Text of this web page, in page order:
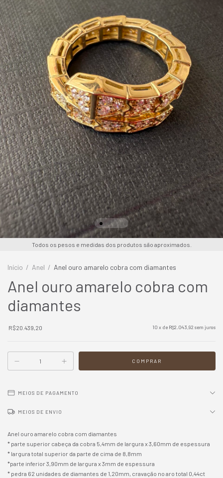
Todos os pesos e medidas dos produtos são aproximados.
Início / Anel / Anel ouro amarelo cobra com diamantes
Anel ouro amarelo cobra com
diamantes
R$20.439,20 10 x de R$2.043,92sem juros
MEIOS DE PAGAMENTO
MEIOS DE ENVIO
Anel ouro amarelo cobra com diamantes
* parte superior cabeça da cobra 5,4mm de largura x 3,60mm de espessura
* largura total superior da parte de cima de 8,8mm
*parte inferior 3,90mm de largura x 3mm de espessura
* pedra 62 unidades de diamantes de 1,20mm, cravação no aro total 0,44ct